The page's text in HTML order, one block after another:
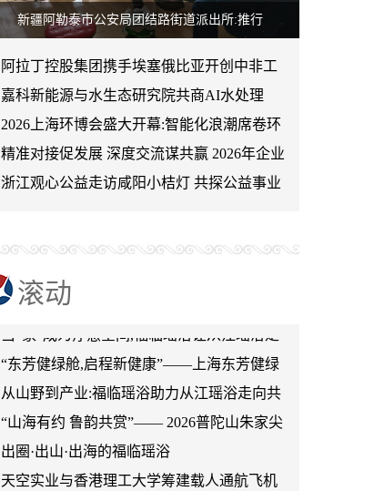
新疆阿勒泰市公安局团结路街道派出所:推行
阿拉丁控股集团携手埃塞俄比亚开创中非工
业农业合作新篇章
嘉科新能源与水生态研究院共商AI水处理
2026上海环博会盛大开幕:智能化浪潮席卷环
保产业
精准对接促发展 深度交流谋共赢 2026年企业
投融资交流活动第二
浙江观心公益走访咸阳小桔灯 共探公益事业
滚动
当“家”成为疗愈空间,福临瑶浴让从江瑶浴走
进日常生活
“东芳健绿舱,启程新健康”——上海东芳健绿
AI智能养身舱品牌发布会圆满成功
从山野到产业:福临瑶浴助力从江瑶浴走向共
赢之路
“山海有约 鲁韵共赏”—— 2026普陀山朱家尖
文旅推介会亮相泉城济南
出圈·出山·出海的福临瑶浴
天空实业与香港理工大学筹建载人通航飞机
研究院
绿动珠城 向淮而生 ——安徽淮海园林绿化工